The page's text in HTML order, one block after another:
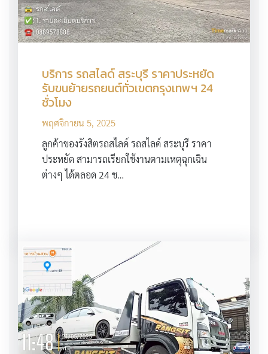
บริการ รถสไลด์ สระบุรี ราคาประหยัด
รับขนย้ายรถยนต์ทั่วเขตกรุงเทพฯ 24
ชั่วโมง
พฤศจิกายน 5, 2025
ลูกค้าของรังสิตรถสไลด์ รถสไลด์ สระบุรี ราคา
ประหยัด สามารถเรียกใช้งานตามเหตุฉุกเฉิน
ต่างๆ ได้ตลอด 24 ช…